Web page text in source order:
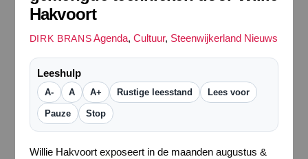
Hakvoort
DIRK BRANS Agenda,Cultuur, Steenwijkerland Nieuws
Leeshulp
A- A A+ Rustige leesstand Lees voor
Pauze Stop
Willie Hakvoort exposeert in de maanden augustus &